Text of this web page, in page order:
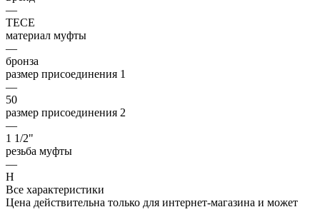
—
TECE
материал муфты
—
бронза
размер присоединения 1
—
50
размер присоединения 2
—
1 1/2"
резьба муфты
—
Н
Все характеристики
Цена действительна только для интернет-магазина и может